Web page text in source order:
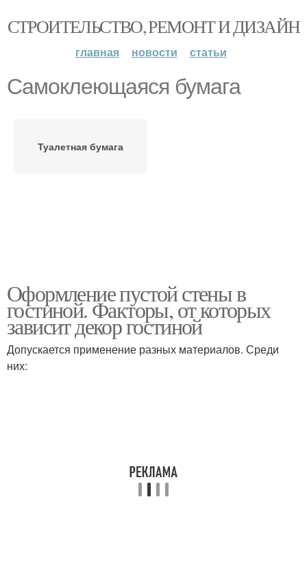
СТРОИТЕЛЬСТВО, РЕМОНТ И ДИЗАЙН
главная новости статьи
Самоклеющаяся бумага
Туалетная бумага
Оформление пустой стены в
гостиной. Факторы, от которых
зависит декор гостиной
Допускается применение разных материалов. Среди
них: